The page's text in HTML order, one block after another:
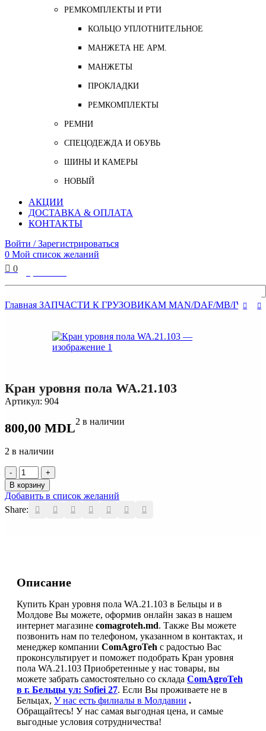
РЕМКОМПЛЕКТЫ И РТИ
КОЛЬЦО УПЛОТНИТЕЛЬНОЕ
МАНЖЕТА НЕ АРМ.
МАНЖЕТЫ
ПРОКЛАДКИ
РЕМКОМПЛЕКТЫ
РЕМНИ
СПЕЦОДЕЖДА И ОБУВЬ
ШИНЫ И КАМЕРЫ
НОВЫЙ
АКЦИИ
ДОСТАВКА & ОПЛАТА
КОНТАКТЫ
Войти / Зарегистрироваться
0 Мой список желаний
0
Поиск
Главная ЗАПЧАСТИ К ГРУЗОВИКАМ MAN/DAF/MB/
Кран уровня пола WA.21.103
Артикул: 904
800,00 MDL2 в наличии
2 в наличии
Количество
товара
Кран
уровня
пола
В корзину
Добавить в список желаний
Share:
Описание
Купить Кран уровня пола WA.21.103 в Бельцы и в
Молдове Вы можете, оформив онлайн заказ в нашем
интернет магазине comagroteh.md. Также Вы можете
позвонить нам по телефоном, указанном в контактах, и
менеджер компании ComAgroTeh с радостью Вас
проконсультирует и поможет подобрать Кран уровня
пола WA.21.103 Приобретенные у нас товары, вы
можете забрать самостоятельно со склада ComAgroTeh
в г. Бельцы ул: Sofiei 27. Если Вы проживаете не в
Бельцах, У нас есть филиалы в Молдавии .
Обращайтесь! У нас самая выгодная цена, и самые
выгодные условия сотрудничества!